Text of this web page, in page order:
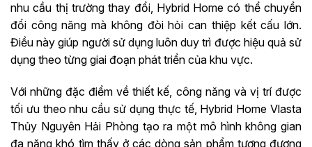
nhu cầu thị trường thay đổi, Hybrid Home có thể chuyển
đổi công năng mà không đòi hỏi can thiệp kết cấu lớn.
Điều này giúp người sử dụng luôn duy trì được hiệu quả sử
dụng theo từng giai đoạn phát triển của khu vực.
Với những đặc điểm về thiết kế, công năng và vị trí được
tối ưu theo nhu cầu sử dụng thực tế, Hybrid Home Vlasta
Thủy Nguyên Hải Phòng tạo ra một mô hình không gian
đa năng khó tìm thấy ở các dòng sản phẩm tương đương